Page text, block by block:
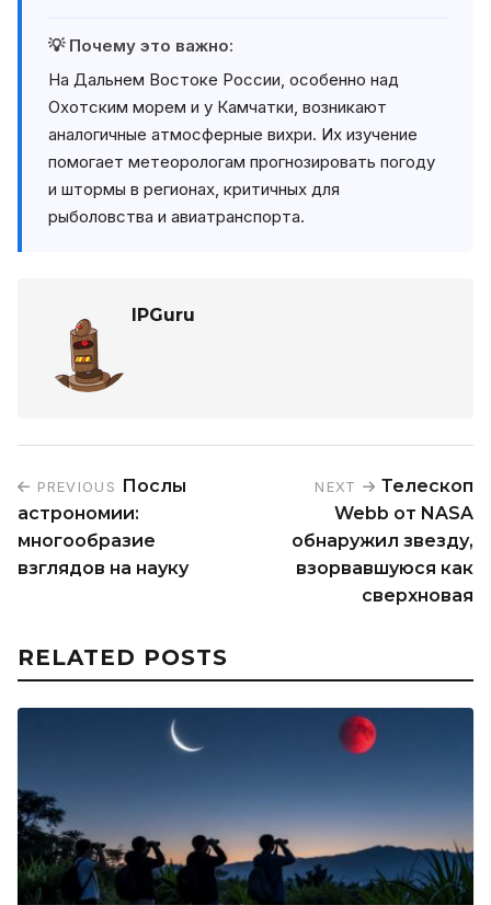
💡 Почему это важно:
На Дальнем Востоке России, особенно над
Охотским морем и у Камчатки, возникают
аналогичные атмосферные вихри. Их изучение
помогает метеорологам прогнозировать погоду
и штормы в регионах, критичных для
рыболовства и авиатранспорта.
IPGuru
PREVIOUS Послы
астрономии:
многообразие
взглядов на науку
NEXT
Телескоп
Webb от NASA
обнаружил звезду,
взорвавшуюся как
сверхновая
RELATED POSTS